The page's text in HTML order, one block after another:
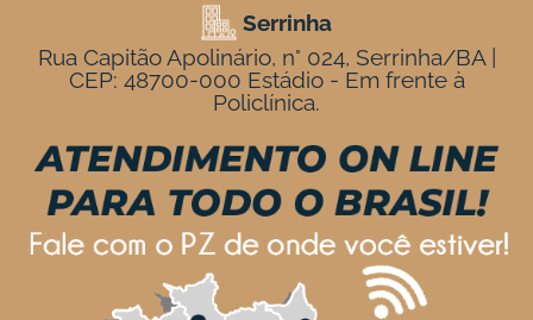
Serrinha
Rua Capitão Apolinário, n° 024, Serrinha/BA |
CEP: 48700-000 Estádio - Em frente à
Policlínica.